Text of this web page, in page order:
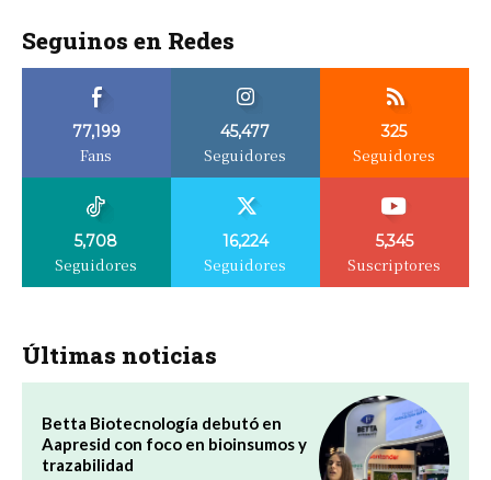
Seguinos en Redes
77,199
Fans
45,477
Seguidores
325
Seguidores
5,708
Seguidores
16,224
Seguidores
5,345
Suscriptores
Últimas noticias
Betta Biotecnología debutó en
Aapresid con foco en bioinsumos y
trazabilidad